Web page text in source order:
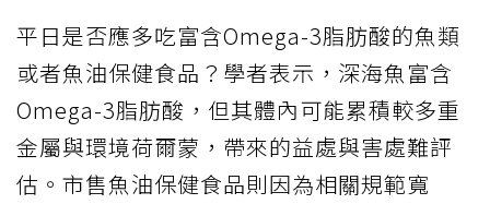
平日是否應多吃富含Omega-3脂肪酸的魚類
或者魚油保健食品？學者表示，深海魚富含
Omega-3脂肪酸，但其體內可能累積較多重
金屬與環境荷爾蒙，帶來的益處與害處難評
估。市售魚油保健食品則因為相關規範寬